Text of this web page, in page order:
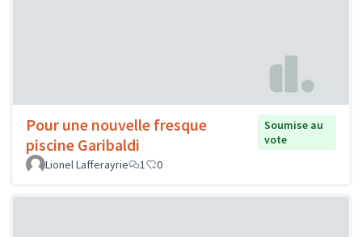
Pour une nouvelle fresque
piscine Garibaldi
Soumise au
vote
Lionel Lafferayrie
1 0